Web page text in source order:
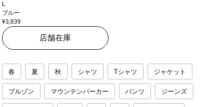
L
ブルー
¥3,839
店舗在庫
春 夏 秋 シャツ Tシャツ ジャケット
ブルゾン マウンテンパーカー パンツ ジーンズ